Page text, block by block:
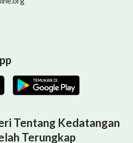
Tentang Kedatangan
Terungkap